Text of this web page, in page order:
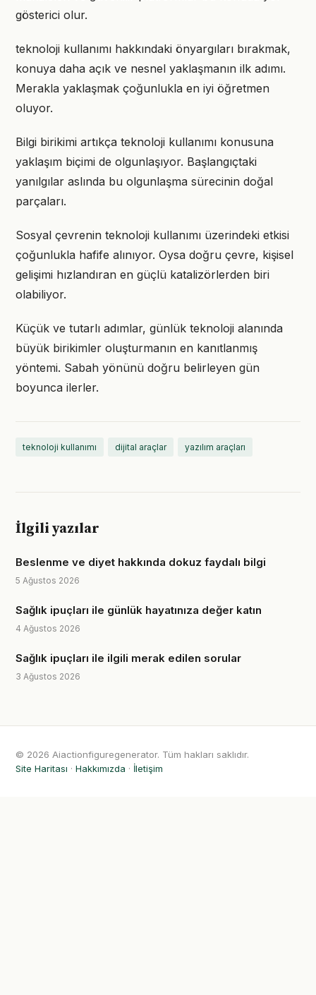
gösterici olur.
teknoloji kullanımı hakkındaki önyargıları bırakmak,
konuya daha açık ve nesnel yaklaşmanın ilk adımı.
Merakla yaklaşmak çoğunlukla en iyi öğretmen
oluyor.
Bilgi birikimi artıkça teknoloji kullanımı konusuna
yaklaşım biçimi de olgunlaşıyor. Başlangıçtaki
yanılgılar aslında bu olgunlaşma sürecinin doğal
parçaları.
Sosyal çevrenin teknoloji kullanımı üzerindeki etkisi
çoğunlukla hafife alınıyor. Oysa doğru çevre, kişisel
gelişimi hızlandıran en güçlü katalizörlerden biri
olabiliyor.
Küçük ve tutarlı adımlar, günlük teknoloji alanında
büyük birikimler oluşturmanın en kanıtlanmış
yöntemi. Sabah yönünü doğru belirleyen gün
boyunca ilerler.
teknoloji kullanımı dijital araçlar yazılım araçları
İlgili yazılar
Beslenme ve diyet hakkında dokuz faydalı bilgi
5 Ağustos 2026
Sağlık ipuçları ile günlük hayatınıza değer katın
4 Ağustos 2026
Sağlık ipuçları ile ilgili merak edilen sorular
3 Ağustos 2026
© 2026 Aiactionfiguregenerator. Tüm hakları saklıdır.
Site Haritası · Hakkımızda · İletişim